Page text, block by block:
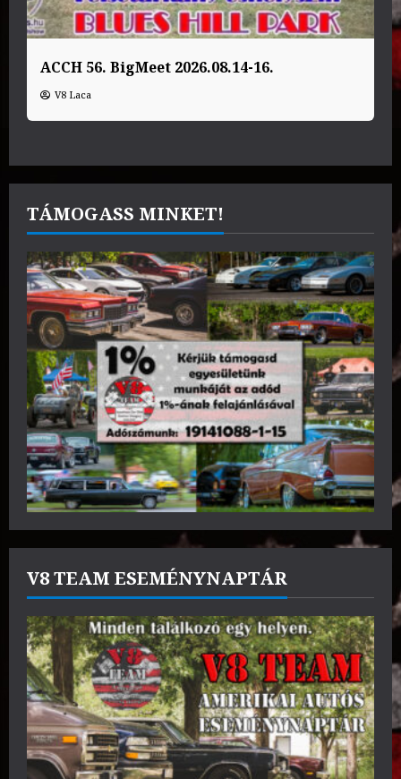
ACCH 56. BigMeet 2026.08.14-16.
V8 Laca
TÁMOGASS MINKET!
V8 TEAM ESEMÉNYNAPTÁR